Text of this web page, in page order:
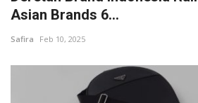
Asian Brands 6...
Safira Feb 10, 2025